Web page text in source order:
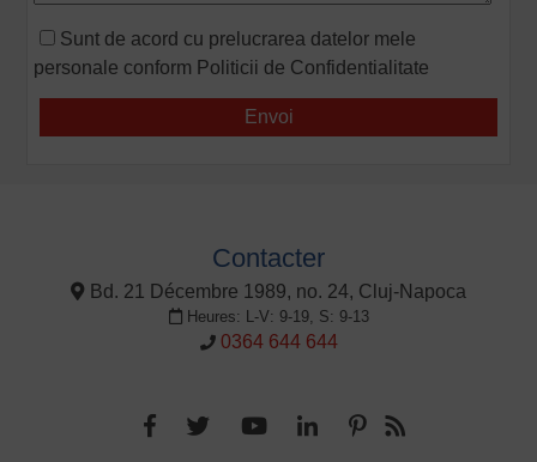
Sunt de acord cu prelucrarea datelor mele
personale conform Politicii de Confidentialitate
Contacter
Bd. 21 Décembre 1989, no. 24, Cluj-Napoca
Heures: L-V: 9-19, S: 9-13
0364 644 644